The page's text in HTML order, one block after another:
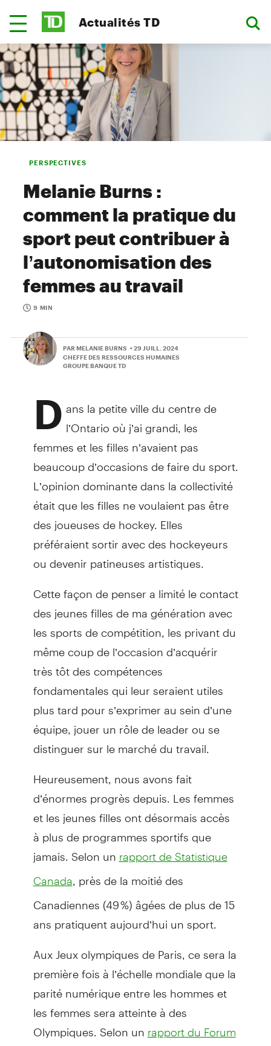
Actualités TD
PERSPECTIVES
Melanie Burns :
comment la pratique du
sport peut contribuer à
l’autonomisation des
femmes au travail
9 MIN
PAR MELANIE BURNS • 29 JUILL. 2024
CHEFFE DES RESSOURCES HUMAINES
GROUPE BANQUE TD
D ans la petite ville du centre de
l’Ontario où j’ai grandi, les
femmes et les filles n’avaient pas
beaucoup d’occasions de faire du sport.
L’opinion dominante dans la collectivité
était que les filles ne voulaient pas être
des joueuses de hockey. Elles
préféraient sortir avec des hockeyeurs
ou devenir patineuses artistiques.
Cette façon de penser a limité le contact
des jeunes filles de ma génération avec
les sports de compétition, les privant du
même coup de l’occasion d’acquérir
très tôt des compétences
fondamentales qui leur seraient utiles
plus tard pour s’exprimer au sein d’une
équipe, jouer un rôle de leader ou se
distinguer sur le marché du travail.
Heureusement, nous avons fait
d’énormes progrès depuis. Les femmes
et les jeunes filles ont désormais accès
à plus de programmes sportifs que
jamais. Selon un rapport de Statistique
Canada , près de la moitié des
Canadiennes (49 %) âgées de plus de 15
ans pratiquent aujourd’hui un sport.
Aux Jeux olympiques de Paris, ce sera la
première fois à l’échelle mondiale que la
parité numérique entre les hommes et
les femmes sera atteinte à des
Olympiques. Selon un rapport du Forum